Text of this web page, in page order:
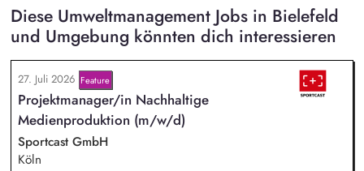
Diese Umweltmanagement Jobs in Bielefeld
und Umgebung könnten dich interessieren
27. Juli 2026 Feature
Projektmanager/in Nachhaltige
Medienproduktion (m/w/d)
Sportcast GmbH
Köln